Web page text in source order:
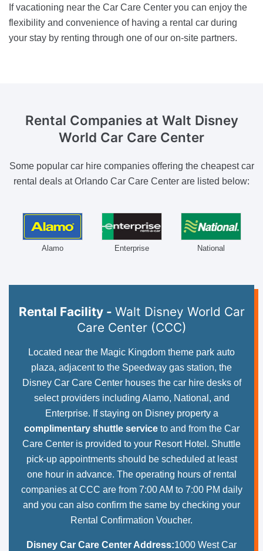
If vacationing near the Car Care Center you can enjoy the
flexibility and convenience of having a rental car during
your stay by renting through one of our on-site partners.
Rental Companies at Walt Disney
World Car Care Center
Some popular car hire companies offering the cheapest car
rental deals at Orlando Car Care Center are listed below:
Alamo Enterprise National
Rental Facility - Walt Disney World Car
Care Center (CCC)
Located near the Magic Kingdom theme park auto
plaza, adjacent to the Speedway gas station, the
Disney Car Care Center houses the car hire desks of
select providers including Alamo, National, and
Enterprise. If staying on Disney property a
complimentary shuttle serviceto and from the Car
Care Center is provided to your Resort Hotel. Shuttle
pick-up appointments should be scheduled at least
one hour in advance. The operating hours of rental
companies at CCC are from 7:00 AM to 7:00 PM daily
and you can also confirm the same by checking your
Rental Confirmation Voucher.
Disney Car Care Center Address:1000 West Car